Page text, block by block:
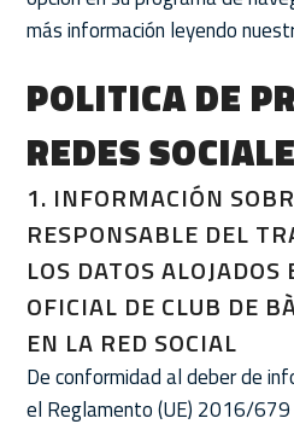
más información leyendo
POLITICA DE
REDES
1. INFORMACIÓN
RESPONSABLE DEL
LOS DATOS
OFICIAL DE CLUB DE
EN LA RED SOCIAL
De conformidad al deber de
el Reglamento (UE) 2016/679